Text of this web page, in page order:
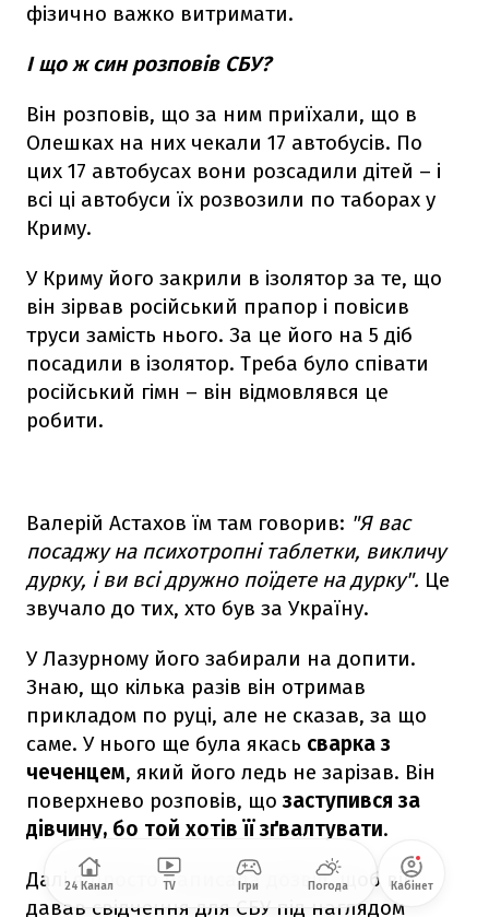
фізично важко витримати.
І що ж син розповів СБУ?
Він розповів, що за ним приїхали, що в
Олешках на них чекали 17 автобусів. По
цих 17 автобусах вони розсадили дітей – і
всі ці автобуси їх розвозили по таборах у
Криму.
У Криму його закрили в ізолятор за те, що
він зірвав російський прапор і повісив
труси замість нього. За це його на 5 діб
посадили в ізолятор. Треба було співати
російський гімн – він відмовлявся це
робити.
Валерій Астахов їм там говорив: "Я вас
посаджу на психотропні таблетки, викличу
дурку, і ви всі дружно поїдете на дурку". Це
звучало до тих, хто був за Україну.
У Лазурному його забирали на допити.
Знаю, що кілька разів він отримав
прикладом по руці, але не сказав, за що
саме. У нього ще була якась сварка з
чеченцем, який його ледь не зарізав. Він
поверхнево розповів, щозаступився за
дівчину, бо той хотів її зґвалтувати.
Далі я просто написала дозвіл, щоб він
давав свідчення для СБУ під наглядом
24 Канал TV Ігри Погода Кабінет